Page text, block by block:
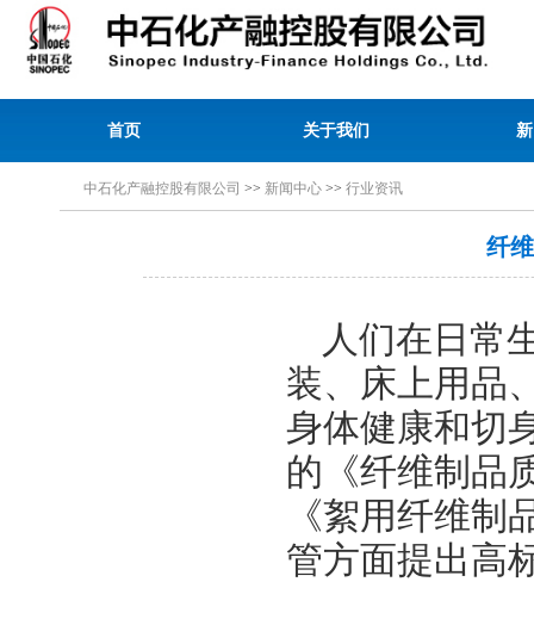
首页 关于我们
中石化产融控股有限公司 >> 新闻中心 >> 行业资讯
纤
人们在日常
装、床上用品
身体健康和切
的《纤维制品
《絮用纤维
管方面提出高